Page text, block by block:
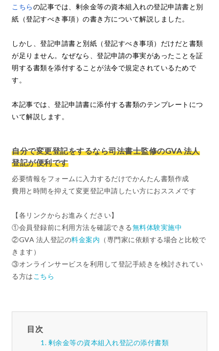
こちらの記事では、剰余金等の資本組入れの登記申請書と別
紙（登記すべき事項）の書き方について解説しました。
しかし、登記申請書と別紙（登記すべき事項）だけだと書類
が足りません。なぜなら、登記申請の事実があったことを証
明する書類を添付することが法令で規定されているためで
す。
本記事では、登記申請書に添付する書類のテンプレートにつ
いて解説します。
自分で変更登記をするなら司法書士監修のGVA 法人
登記が便利です
必要情報をフォームに入力するだけでかんたん書類作成
費用と時間を抑えて変更登記申請したい方におススメです
【各リンクからお進みください】
①会員登録前に利用方法を確認できる無料体験実施中
②GVA 法人登記の料金案内 （専門家に依頼する場合と比較で
きます）
③オンラインサービスを利用して登記手続きを検討されてい
る方は こちら
目次
剰余金等の資本組入れ登記の添付書類